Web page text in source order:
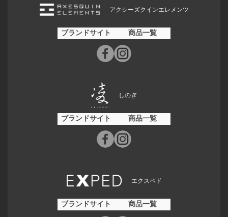
アクシーズクインエレメンツ
ブランドサイト 商品一覧
しのぎ
ブランドサイト 商品一覧
エクスペド
ブランドサイト 商品一覧